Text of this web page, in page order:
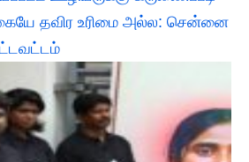
தவிர உரிமை அல்ல: சென்னை